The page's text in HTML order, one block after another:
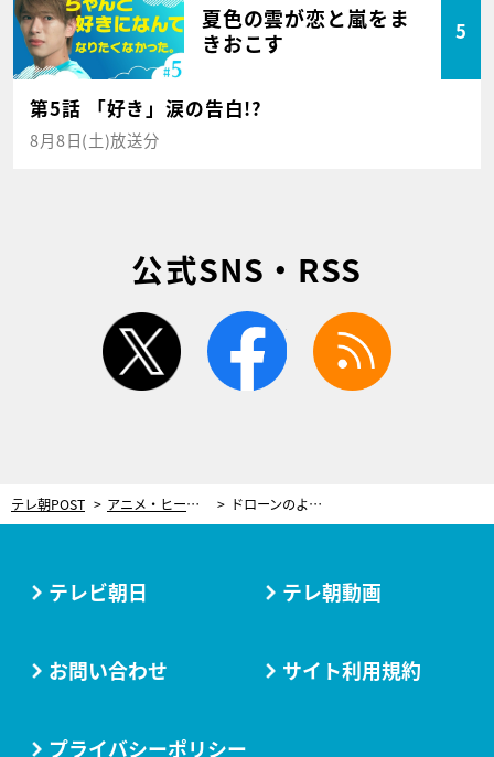
夏色の雲が恋と嵐をま
きおこす
5
第5話 「好き」涙の告白!?
8月8日(土)放送分
公式SNS・RSS
twitter facebook
テレ朝POST アニメ・ヒーロー ドローンのような夢の宅配道具！何でも運ぶスーパー「シャボン玉」がドラえもんに登場
テレビ朝日 テレ朝動画
お問い合わせ サイト利用規約
プライバシーポリシー